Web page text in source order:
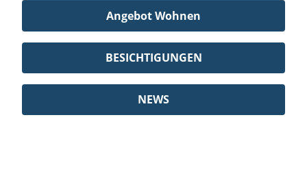
Angebot Wohnen
BESICHTIGUNGEN
NEWS